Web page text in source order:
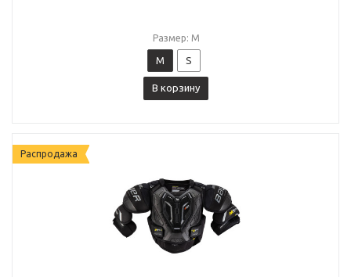
Размер: M
M S
В корзину
Распродажа